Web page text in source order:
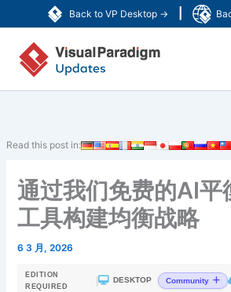
Back to VP Desktop →
至
Read this post in:
通过我们免费的AI平
工具构建均衡战略
6 3 月, 2026
EDITION
REQUIRED
| DESKTOP Community